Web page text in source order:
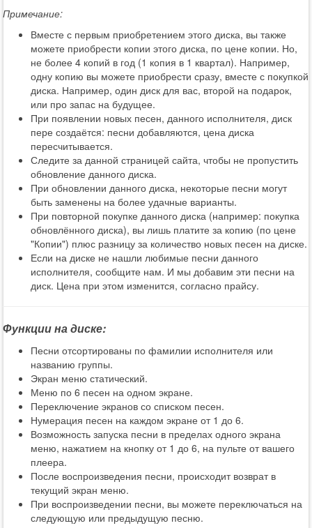
Примечание:
Вместе с первым приобретением этого диска, вы также
можете приобрести копии этого диска, по цене копии. Но,
не более 4 копий в год (1 копия в 1 квартал). Например,
одну копию вы можете приобрести сразу, вместе с покупкой
диска. Например, один диск для вас, второй на подарок,
или про запас на будущее.
При появлении новых песен, данного исполнителя, диск
пере создаётся: песни добавляются, цена диска
пересчитывается.
Следите за данной страницей сайта, чтобы не пропустить
обновление данного диска.
При обновлении данного диска, некоторые песни могут
быть заменены на более удачные варианты.
При повторной покупке данного диска (например: покупка
обновлённого диска), вы лишь платите за копию (по цене
"Копии") плюс разницу за количество новых песен на диске.
Если на диске не нашли любимые песни данного
исполнителя, сообщите нам. И мы добавим эти песни на
диск. Цена при этом изменится, согласно прайсу.
Функции на диске:
Песни отсортированы по фамилии исполнителя или
названию группы.
Экран меню статический.
Меню по 6 песен на одном экране.
Переключение экранов со списком песен.
Нумерация песен на каждом экране от 1 до 6.
Возможность запуска песни в пределах одного экрана
меню, нажатием на кнопку от 1 до 6, на пульте от вашего
плеера.
После воспроизведения песни, происходит возврат в
текущий экран меню.
При воспроизведении песни, вы можете переключаться на
следующую или предыдущую песню.